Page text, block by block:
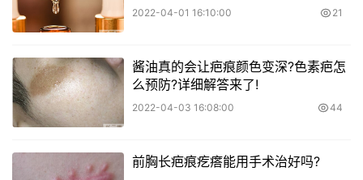
2022-04-01 16:10:00 21
​酱油真的会让疤痕颜色变深?色素疤怎
么预防?详细解答来了!
2022-04-03 16:08:00 44
前胸长疤痕疙瘩能用手术治好吗?